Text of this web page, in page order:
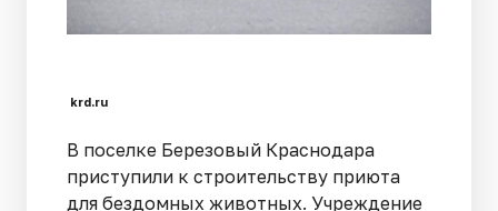
krd.ru
В поселке Березовый Краснодара
приступили к строительству приюта
для бездомных животных. Учреждение